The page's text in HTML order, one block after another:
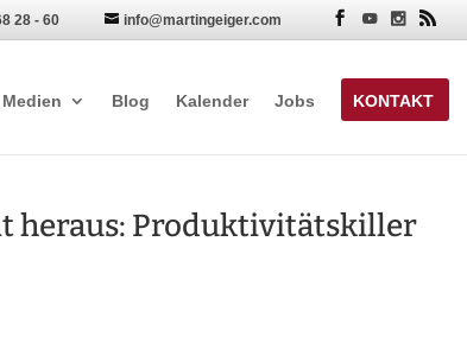
28 - 60 info@martingeiger.com  
Medien Blog Kalender Jobs KONTAKT
heraus: Produktivitätskiller